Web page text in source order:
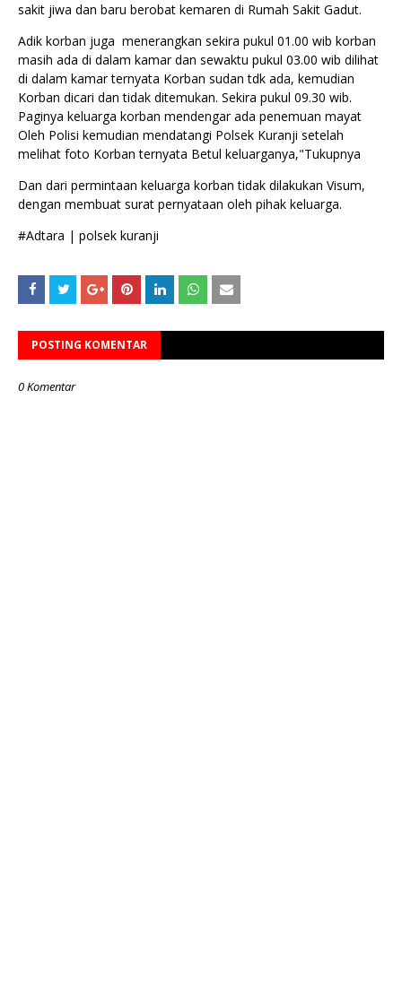
sakit jiwa dan baru berobat kemaren di Rumah Sakit Gadut.
Adik korban juga menerangkan sekira pukul 01.00 wib korban
masih ada di dalam kamar dan sewaktu pukul 03.00 wib dilihat
di dalam kamar ternyata Korban sudan tdk ada, kemudian
Korban dicari dan tidak ditemukan. Sekira pukul 09.30 wib.
Paginya keluarga korban mendengar ada penemuan mayat
Oleh Polisi kemudian mendatangi Polsek Kuranji setelah
melihat foto Korban ternyata Betul keluarganya,"Tukupnya
Dan dari permintaan keluarga korban tidak dilakukan Visum,
dengan membuat surat pernyataan oleh pihak keluarga.
#Adtara | polsek kuranji
POSTING KOMENTAR
0 Komentar